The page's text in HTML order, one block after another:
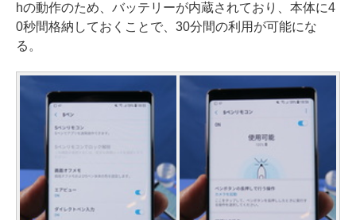
hの動作のため、バッテリーが内蔵されており、本体に4
0秒間格納しておくことで、30分間の利用が可能にな
る。